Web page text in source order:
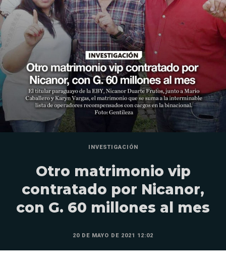
INVESTIGACIÓN
Otro matrimonio vip
contratado por Nicanor,
con G. 60 millones al mes
20 DE MAYO DE 2021 12:02